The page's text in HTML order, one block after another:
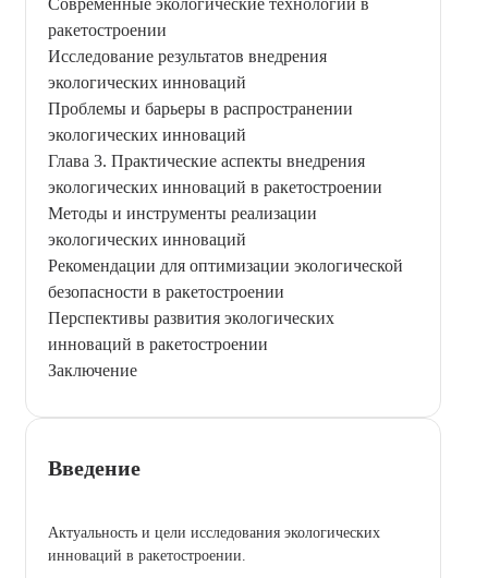
ракетостроении
Исследование результатов внедрения
экологических инноваций
Проблемы и барьеры в распространении
экологических инноваций
Глава 3. Практические аспекты внедрения
экологических инноваций в ракетостроении
Методы и инструменты реализации
экологических инноваций
Рекомендации для оптимизации экологической
безопасности в ракетостроении
Перспективы развития экологических
инноваций в ракетостроении
Заключение
Введение
Актуальность и цели исследования экологических
инноваций в ракетостроении.